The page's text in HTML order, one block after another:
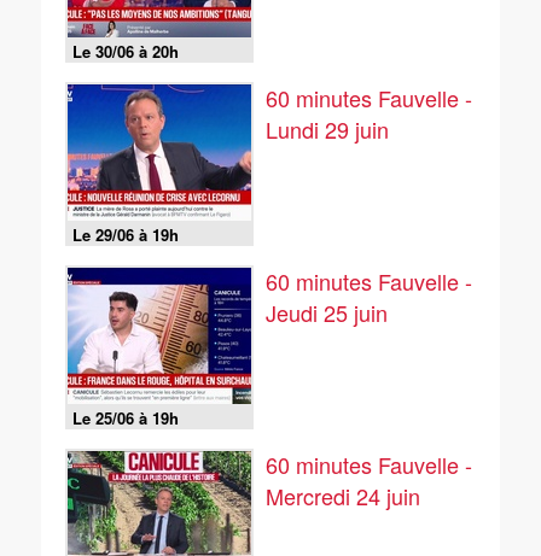
Le 30/06 à 20h
Le 29/06 à 19h
60 minutes Fauvelle -
Lundi 29 juin
Le 25/06 à 19h
60 minutes Fauvelle -
Jeudi 25 juin
60 minutes Fauvelle -
Mercredi 24 juin